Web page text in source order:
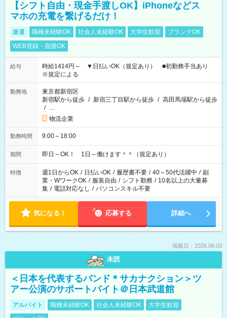
【シフト自由・現金手渡しOK】iPhoneなどス
マホの充電を繋げるだけ！
派遣 職種未経験OK 社会人未経験OK 大学生歓迎
ブランクOK
WEB登録・面接OK
給与
時給1414円～ ▼日払いOK（規定あり） ■初勤務手当あり
※規定による
勤務地
東京都新宿区
新宿駅から徒歩 / 新宿三丁目駅から徒歩 / 高田馬場駅から徒歩
/ …
物流企業
勤務時間 9:00～18:00
期間 即日～OK！ 1日～働けます＾＾（規定あり）
特徴 週1日からOK / 日払いOK / 履歴書不要 / 40～50代活躍中 / 副
業・WワークOK / 服装自由 / シフト勤務 / 10名以上の大量募
集 / 電話対応なし / パソコンスキル不要
気になる！ 応募する 詳細へ
掲載日：2026.08.03
未読
＜日本を代表するバンド＊サカナクション＞ツ
アー公演のサポートバイト＠日本武道館
アルバイト 職種未経験OK 社会人未経験OK
大学生歓迎